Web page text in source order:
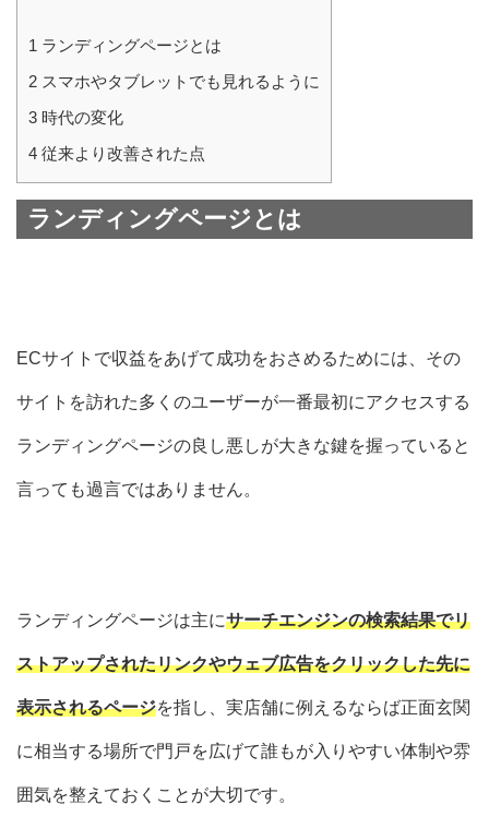
1 ランディングページとは
2 スマホやタブレットでも見れるように
3 時代の変化
4 従来より改善された点
ランディングページとは
ECサイトで収益をあげて成功をおさめるためには、その
サイトを訪れた多くのユーザーが一番最初にアクセスする
ランディングページの良し悪しが大きな鍵を握っていると
言っても過言ではありません。
ランディングページは主にサーチエンジンの検索結果でリ
ストアップされたリンクやウェブ広告をクリックした先に
表示されるページを指し、実店舗に例えるならば正面玄関
に相当する場所で門戸を広げて誰もが入りやすい体制や雰
囲気を整えておくことが大切です。